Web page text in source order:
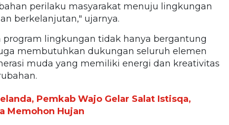
perilaku masyarakat menuju lingkungan
berkelanjutan," ujarnya.
program lingkungan tidak hanya bergantung
membutuhkan dukungan seluruh elemen
muda yang memiliki energi dan kreativitas
Pemkab Wajo Gelar Salat Istisqa,
Memohon Hujan